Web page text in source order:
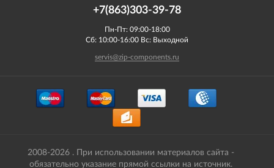
+7(863)303-39-78
Пн-Пт: 09:00-18:00
Сб: 10:00-16:00 Вс: Выходной
servis@zip-components.ru
2008-2026 . При использовании материалов сайта -
обязательно указание прямой ссылки на источник.